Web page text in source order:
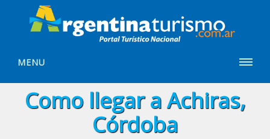
MENU
Como llegar a Achiras,
Córdoba